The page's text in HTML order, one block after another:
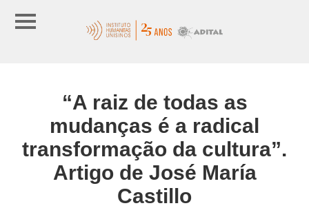
“A raiz de todas as
mudanças é a radical
transformação da cultura”.
Artigo de José María
Castillo